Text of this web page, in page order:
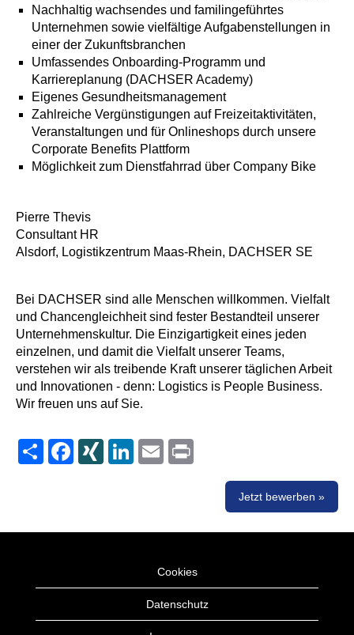
Nachhaltig wachsendes und familingeführtes
Unternehmen sowie vielfältige Aufgabenstellungen in
einer der Zukunftsbranchen
Umfassendes Onboarding-Programm und
Karriereplanung (DACHSER Academy)
Eigenes Gesundheitsmanagement
Zahlreiche Vergünstigungen auf Freizeitaktivitäten,
Veranstaltungen und für Onlineshops durch unsere
Corporate Benefits Plattform
Möglichkeit zum Dienstfahrrad über Company Bike
Pierre Thevis
Consultant HR
Alsdorf, Logistikzentrum Maas-Rhein, DACHSER SE
Bei DACHSER sind alle Menschen willkommen. Vielfalt
und Chancengleichheit sind fester Bestandteil unserer
Unternehmenskultur. Die Einzigartigkeit eines jeden
einzelnen, und damit die Vielfalt unserer Teams,
verstehen wir als treibende Kraft unserer täglichen Arbeit
und Innovationen - denn: Logistics is People Business.
Wir freuen uns auf Sie.
Share FacebookXING LinkedInEmail
Jetzt bewerben »
Cookies
Datenschutz